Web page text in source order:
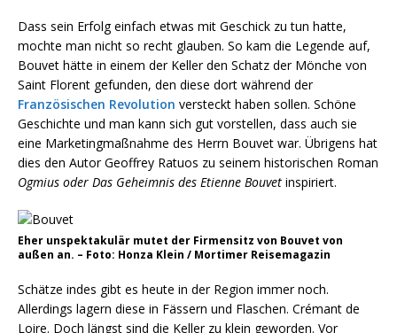
Dass sein Erfolg einfach etwas mit Geschick zu tun hatte,
mochte man nicht so recht glauben. So kam die Legende auf,
Bouvet hätte in einem der Keller den Schatz der Mönche von
Saint Florent gefunden, den diese dort während der
Französischen Revolution versteckt haben sollen. Schöne
Geschichte und man kann sich gut vorstellen, dass auch sie
eine Marketingmaßnahme des Herrn Bouvet war. Übrigens hat
dies den Autor Geoffrey Ratuos zu seinem historischen Roman
Ogmius oder Das Geheimnis des Etienne Bouvet inspiriert.
Eher unspektakulär mutet der Firmensitz von Bouvet von
außen an. – Foto: Honza Klein / Mortimer Reisemagazin
Schätze indes gibt es heute in der Region immer noch.
Allerdings lagern diese in Fässern und Flaschen. Crémant de
Loire. Doch längst sind die Keller zu klein geworden. Vor